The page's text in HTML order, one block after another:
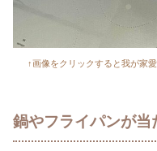
↑画像をクリックすると我が家
鍋やフライパンが当